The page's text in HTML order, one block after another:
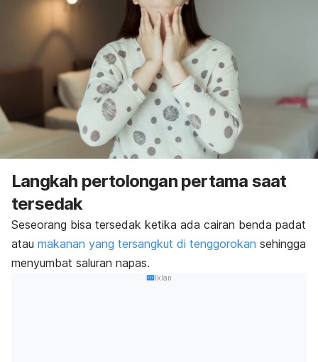
Langkah pertolongan pertama saat
tersedak
Seseorang bisa tersedak ketika ada cairan benda padat
atau makanan yang tersangkut di tenggorokan sehingga
menyumbat saluran napas.
Iklan